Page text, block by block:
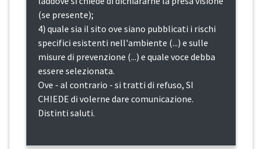
(se presente);
4) quale sia il sito ove siano pubblicati i rischi
specifici esistenti nell'ambiente (...) e sulle
misure di prevenzione (...) e quale voce debba
essere selezionata.
Ove - al contrario - si tratti di refuso, SI
CHIEDE di volerne dare comunicazione.
Distinti saluti.